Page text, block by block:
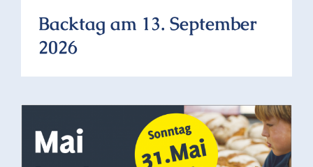
Backtag am 13. September
2026